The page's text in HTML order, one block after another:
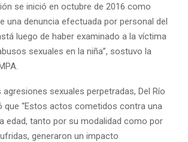
se inició en octubre de 2016 como
una denuncia efectuada por personal del
luego de haber examinado a la víctima
sexuales en la niña”, sostuvo la
sexuales perpetradas, Del Río
que “Estos actos cometidos contra una
edad, tanto por su modalidad como por
generaron un impacto